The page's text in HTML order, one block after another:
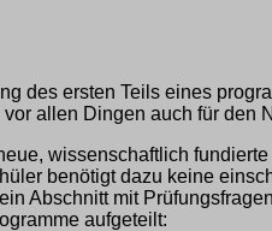
des ersten Teils eines
allen Dingen auch für den
wissenschaftlich
benötigt dazu keine
Abschnitt mit
aufgeteilt: